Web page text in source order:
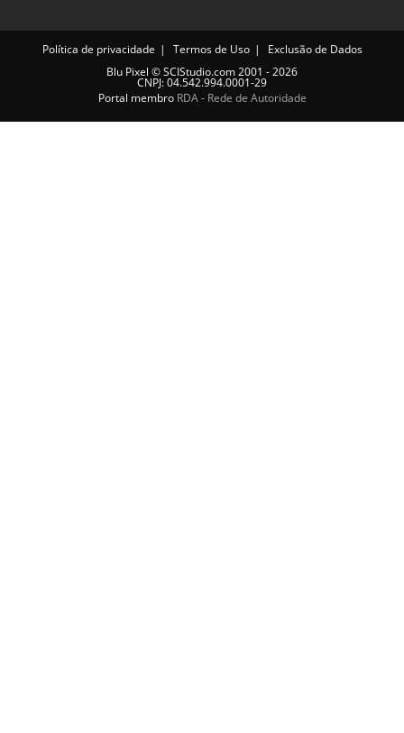
Política de privacidade Termos de Uso
Exclusão de Dados
Blu Pixel ©SCIStudio.com2001 - 2026
CNPJ: 04.542.994.0001-29
Portal membro RDA - Rede de Autoridade